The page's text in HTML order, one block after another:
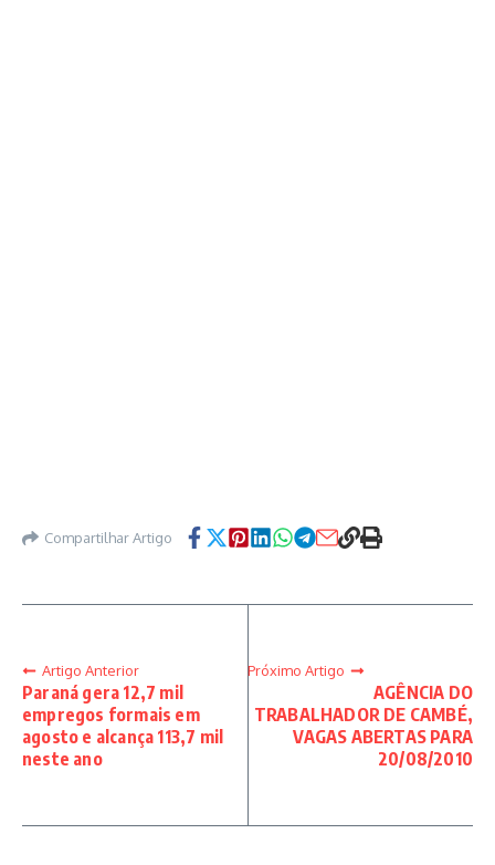
Compartilhar Artigo
Artigo Anterior
Paraná gera 12,7 mil
empregos formais em
agosto e alcança 113,7 mil
neste ano
Próximo Artigo
AGÊNCIA DO
TRABALHADOR DE CAMBÉ,
VAGAS ABERTAS PARA
20/08/2010